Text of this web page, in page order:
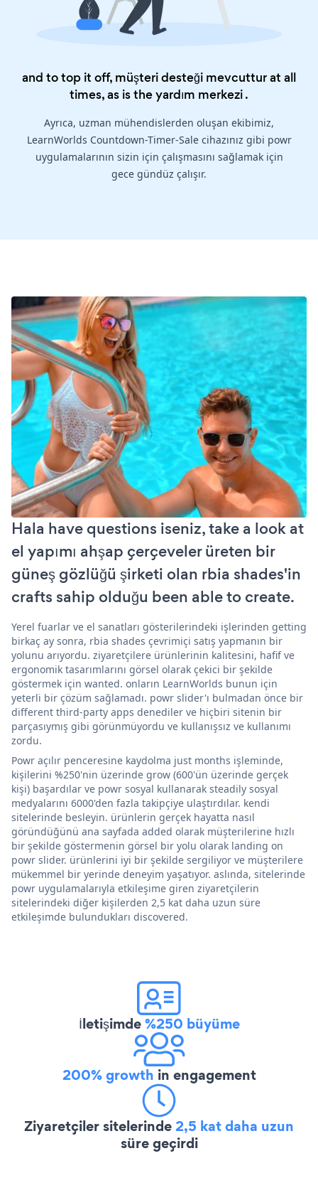
and to top it off, müşteri desteği mevcuttur at all
times, as is theyardım merkezi.
Ayrıca, uzman mühendislerden oluşan ekibimiz,
LearnWorlds Countdown-Timer-Sale cihazınız gibi powr
uygulamalarının sizin için çalışmasını sağlamak için
gece gündüz çalışır.
Hala have questions iseniz, take a look at
el yapımı ahşap çerçeveler üreten bir
güneş gözlüğü şirketi olan rbia shades'in
crafts sahip olduğu been able to create.
Yerel fuarlar ve el sanatları gösterilerindeki işlerinden getting
birkaç ay sonra, rbia shades çevrimiçi satış yapmanın bir
yolunu arıyordu. ziyaretçilere ürünlerinin kalitesini, hafif ve
ergonomik tasarımlarını görsel olarak çekici bir şekilde
göstermek için wanted. onların LearnWorlds bunun için
yeterli bir çözüm sağlamadı. powr slider'ı bulmadan önce bir
different third-party apps denediler ve hiçbiri sitenin bir
parçasıymış gibi görünmüyordu ve kullanışsız ve kullanımı
zordu.
Powr açılır penceresine kaydolma just months işleminde,
kişilerini %250'nin üzerinde grow (600'ün üzerinde gerçek
kişi) başardılar ve powr sosyal kullanarak steadily sosyal
medyalarını 6000'den fazla takipçiye ulaştırdılar. kendi
sitelerinde besleyin. ürünlerin gerçek hayatta nasıl
göründüğünü ana sayfada added olarak müşterilerine hızlı
bir şekilde göstermenin görsel bir yolu olarak landing on
powr slider. ürünlerini iyi bir şekilde sergiliyor ve müşterilere
mükemmel bir yerinde deneyim yaşatıyor. aslında, sitelerinde
powr uygulamalarıyla etkileşime giren ziyaretçilerin
sitelerindeki diğer kişilerden 2,5 kat daha uzun süre
etkileşimde bulundukları discovered.
İletişimde%250 büyüme
200% growth in engagement
Ziyaretçiler sitelerinde2,5 kat daha uzun
süre geçirdi